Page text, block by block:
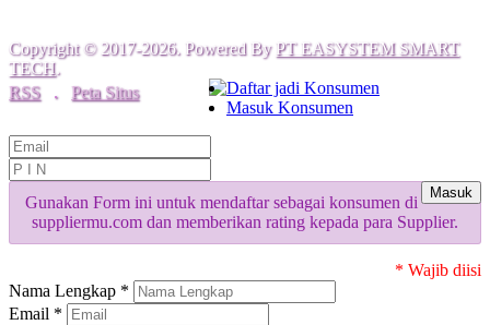
Copyright © 2017-2026. Powered By PT EASYSTEM SMART
TECH.
RSS
. Peta Situs
Daftar jadi Konsumen
Masuk Konsumen
Masuk
Gunakan Form ini untuk mendaftar sebagai konsumen di
suppliermu.com dan memberikan rating kepada para Supplier.
* Wajib diisi
Nama Lengkap *
Email *